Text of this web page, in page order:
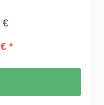
€
*